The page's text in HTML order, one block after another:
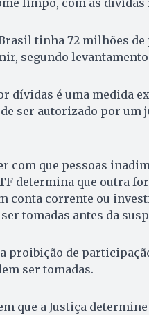
limpo, com as dívidas
tinha 72 milhões
segundo levantamento
dívidas é uma medida
ser autorizado por um
com que pessoas
determina que outra
conta corrente ou
tomadas antes da
proibição de
ser tomadas.
que a Justiça